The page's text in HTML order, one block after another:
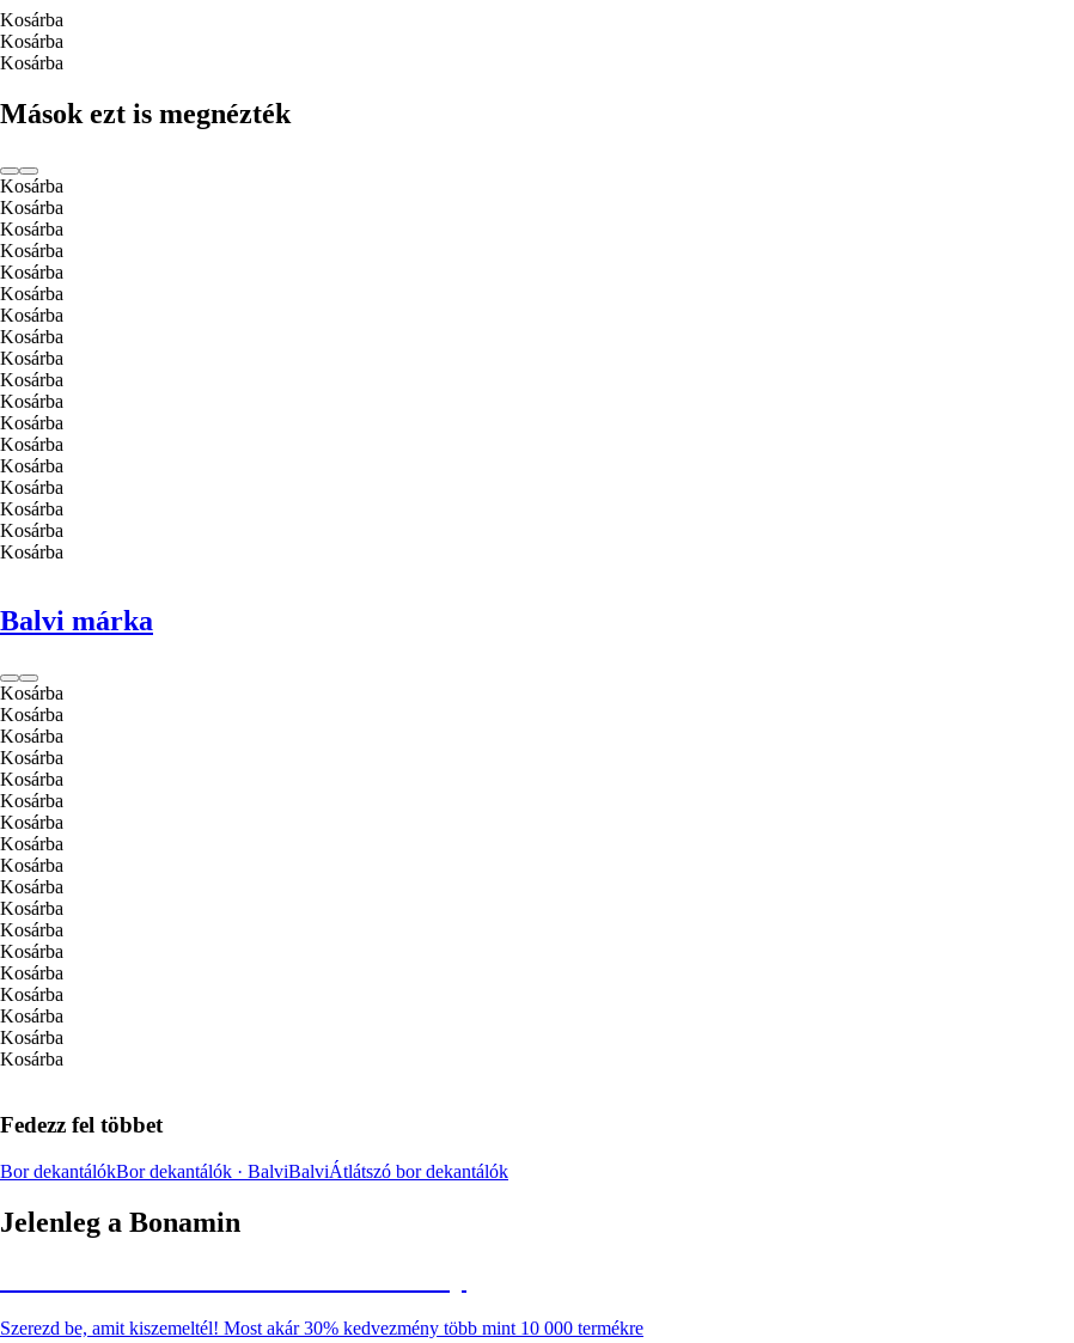
Kosárba
Kosárba
Kosárba
Mások ezt is megnézték
Kosárba
Kosárba
Kosárba
Kosárba
Kosárba
Kosárba
Kosárba
Kosárba
Kosárba
Kosárba
Kosárba
Kosárba
Kosárba
Kosárba
Kosárba
Kosárba
Kosárba
Kosárba
Balvi márka
Kosárba
Kosárba
Kosárba
Kosárba
Kosárba
Kosárba
Kosárba
Kosárba
Kosárba
Kosárba
Kosárba
Kosárba
Kosárba
Kosárba
Kosárba
Kosárba
Kosárba
Kosárba
Fedezz fel többet
Bor dekantálókBor dekantálók · BalviBalviÁtlátszó bor dekantálók
Jelenleg a Bonamin
Szerezd be, amit kiszemeltél! Most akár 30% kedvezmény több mint 10 000 termékre